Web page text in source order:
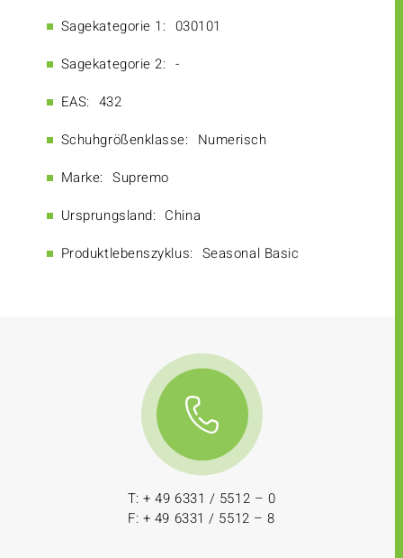
Sagekategorie 1: 030101
Sagekategorie 2: -
EAS: 432
Schuhgrößenklasse: Numerisch
Marke: Supremo
Ursprungsland: China
Produktlebenszyklus: Seasonal Basic
T: + 49 6331 / 5512 – 0
F: + 49 6331 / 5512 – 8